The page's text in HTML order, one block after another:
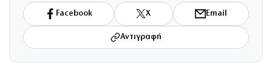
Facebook X Email
Αντιγραφή